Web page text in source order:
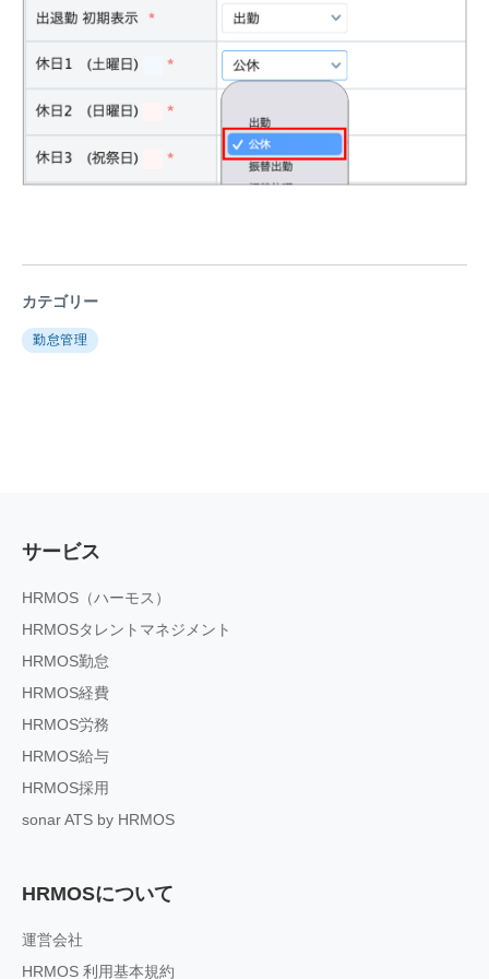
カテゴリー
勤怠管理
サービス
HRMOS（ハーモス）
HRMOSタレントマネジメント
HRMOS勤怠
HRMOS経費
HRMOS労務
HRMOS給与
HRMOS採用
sonar ATS by HRMOS
HRMOSについて
運営会社
HRMOS 利用基本規約